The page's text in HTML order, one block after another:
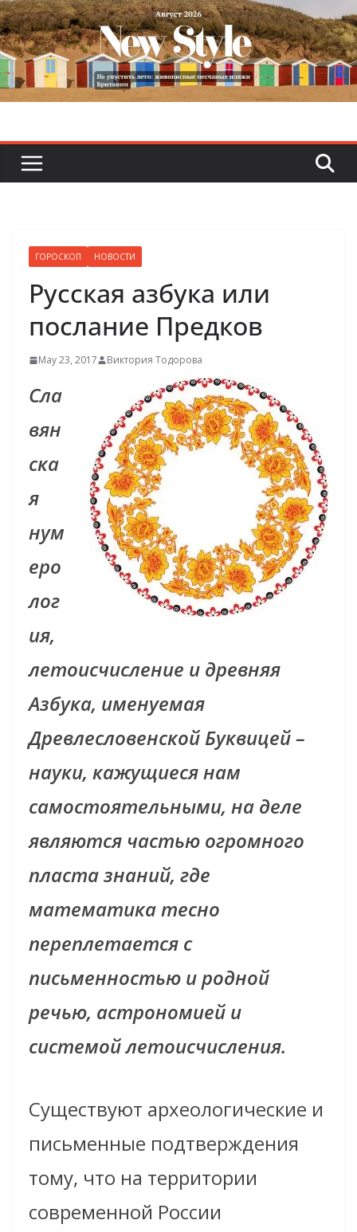
Skip
to
content
ГОРОСКОП НОВОСТИ
Русская азбука или
послание Предков
May 23, 2017 Виктория Тодорова
Сла
вян
ска
я
нум
еро
лог
ия,
летоисчисление и древняя
Азбука, именуемая
Древлесловенской Буквицей –
науки, кажущиеся нам
самостоятельными, на деле
являются частью огромного
пласта знаний, где
математика тесно
переплетается с
письменностью и родной
речью, астрономией и
системой летоисчисления.
Существуют археологические и
письменные подтверждения
тому, что на территории
современной России